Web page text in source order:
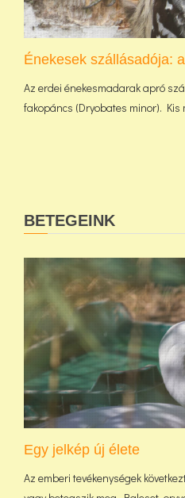
Énekesek szállásadója:
Az erdei énekesmadarak apró
fakopáncs (Dryobates minor). Kis
BETEGEINK
Egy jelkép új élete
Az emberi tevékenységek